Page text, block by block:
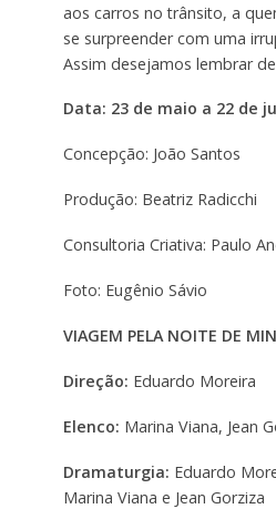
aos carros no trânsito, a
se surpreender com uma
Assim desejamos lembrar
Data: 23 de maio a 22 de
Concepção: João Santos
Produção: Beatriz Radicchi
Consultoria Criativa: Paulo
Foto: Eugênio Sávio
VIAGEM PELA NOITE DE
Direção: Eduardo Moreira
Elenco: Marina Viana, Jean
Dramaturgia: Eduardo
Marina Viana e Jean Gorziza